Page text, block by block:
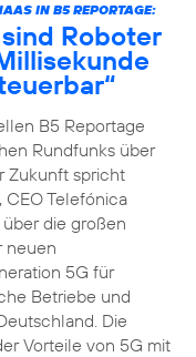
IN B5 REPORTAGE:
Roboter
B5 Reportage
Rundfunks über
Zukunft spricht
CEO Telefónica
die großen
neuen
5G für
Betriebe und
Die
Vorteile von 5G mit